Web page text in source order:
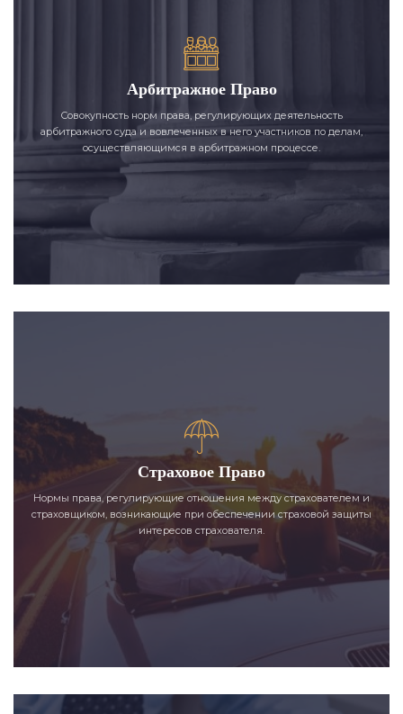
Арбитражное Право
Совокупность норм права, регулирующих деятельность
арбитражного суда и вовлеченных в него участников по делам,
осуществляющимся в арбитражном процессе.
Страховое Право
Нормы права, регулирующие отношения между страхователем и
страховщиком, возникающие при обеспечении страховой защиты
интересов страхователя.